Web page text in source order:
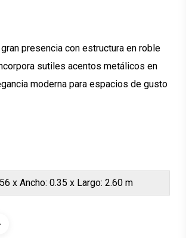
presencia con estructura en roble
sutiles acentos metálicos en
moderna para espacios de gusto
x Ancho: 0.35 x Largo: 2.60 m